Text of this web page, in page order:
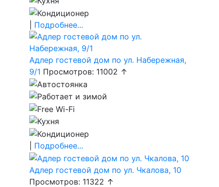
Подробнее...
Адлер гостевой дом по ул. Набережная,
9/1 Просмотров: 11002 ↑
Подробнее...
Адлер гостевой дом по ул. Чкалова, 10
Просмотров: 11322 ↑